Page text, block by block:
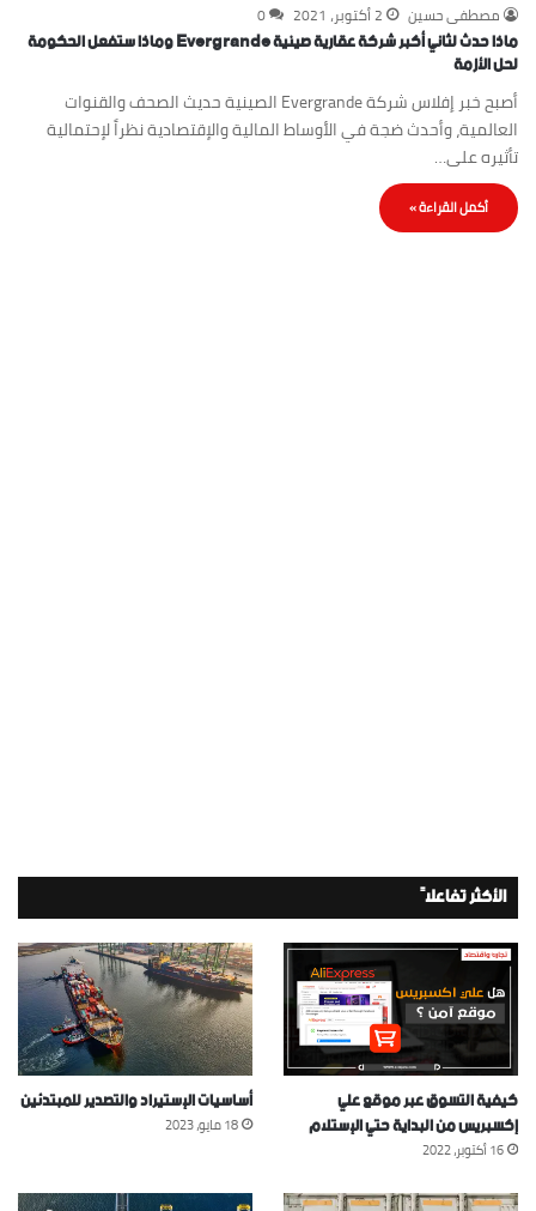
مصطفى حسين 2 أكتوبر، 2021 0
ماذا حدث لثاني أكبر شركة عقارية صينية Evergrande وماذا ستفعل الحكومة
لحل الأزمة
أصبح خبر إفلاس شركة Evergrande الصينية حديث الصحف والقنوات
العالمية، وأحدث ضجة في الأوساط المالية والإقتصادية نظراً لإحتمالية
تأثيره على…
أكمل القراءة »
الأكثر تفاعلاً
كيفية التسوق عبر موقع علي
إكسبريس من البداية حتي الإستلام
16 أكتوبر، 2022
أساسيات الإستيراد والتصدير للمبتدئين
18 مايو، 2023